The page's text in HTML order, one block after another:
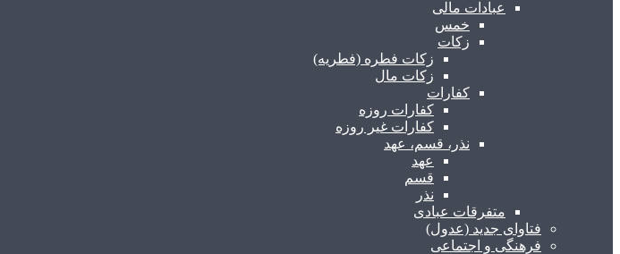
عبادات مالی
خمس
زکات
زکات فطره (فطریه)
زکات مال
کفارات
کفارات روزه
کفارات غیر روزه
نذر، قسم، عهد
عهد
قسم
نذر
متفرقات عبادی
فتاوای جدید (عدول)
فرهنگی و اجتماعی